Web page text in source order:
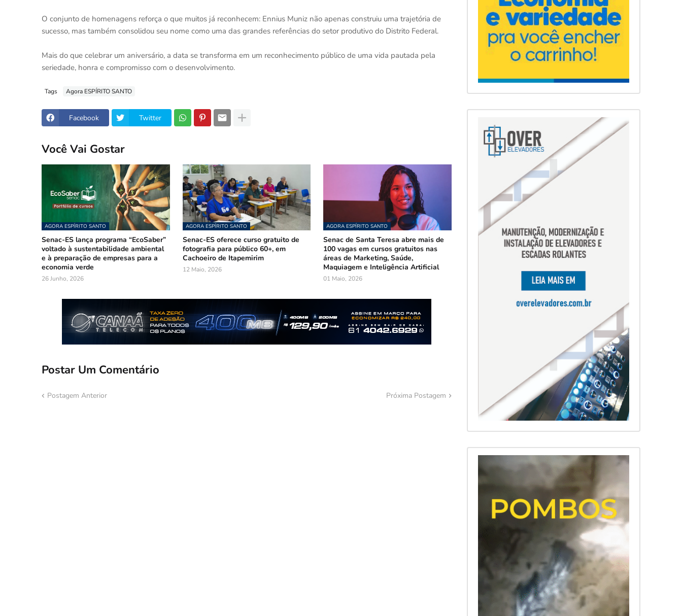
O conjunto de homenagens reforça o que muitos já reconhecem: Ennius Muniz não apenas construiu uma trajetória de
sucesso, mas também consolidou seu nome como uma das grandes referências do setor produtivo do Distrito Federal.
Mais do que celebrar um aniversário, a data se transforma em um reconhecimento público de uma vida pautada pela
seriedade, honra e compromisso com o desenvolvimento.
Tags Agora ESPÍRITO SANTO
Facebook Twitter
Você Vai Gostar
AGORA ESPÍRITO SANTO
Senac-ES lança programa “EcoSaber”
voltado à sustentabilidade ambiental
e à preparação de empresas para a
economia verde
26 Junho, 2026
AGORA ESPÍRITO SANTO
Senac-ES oferece curso gratuito de
fotografia para público 60+, em
Cachoeiro de Itapemirim
12 Maio, 2026
AGORA ESPÍRITO SANTO
Senac de Santa Teresa abre mais de
100 vagas em cursos gratuitos nas
áreas de Marketing, Saúde,
Maquiagem e Inteligência Artificial
01 Maio, 2026
Postar Um Comentário
Postagem Anterior Próxima Postagem